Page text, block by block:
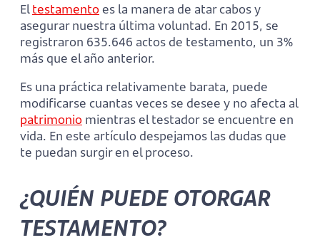
Eltestamentoes la manera de atar cabos y
asegurar nuestra última voluntad. En 2015, se
registraron 635.646 actos de testamento, un 3%
más que el año anterior.
Es una práctica relativamente barata, puede
modificarse cuantas veces se desee y no afecta al
patrimonio mientras el testador se encuentre en
vida. En este artículo despejamos las dudas que
te puedan surgir en el proceso.
¿QUIÉN PUEDE OTORGAR
TESTAMENTO?